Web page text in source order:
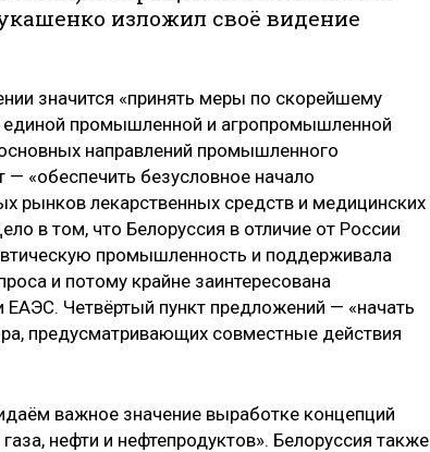
изложил своё видение
значится «принять меры по скорейшему
единой промышленной и агропромышленной
направлений промышленного
— «обеспечить безусловное начало
рынков лекарственных средств и медицинских
в том, что Белоруссия в отличие от России
промышленность и поддерживала
и потому крайне заинтересована
Четвёртый пункт предложений — «начать
предусматривающих совместные действия
важное значение выработке концепций
нефти и нефтепродуктов». Белоруссия также